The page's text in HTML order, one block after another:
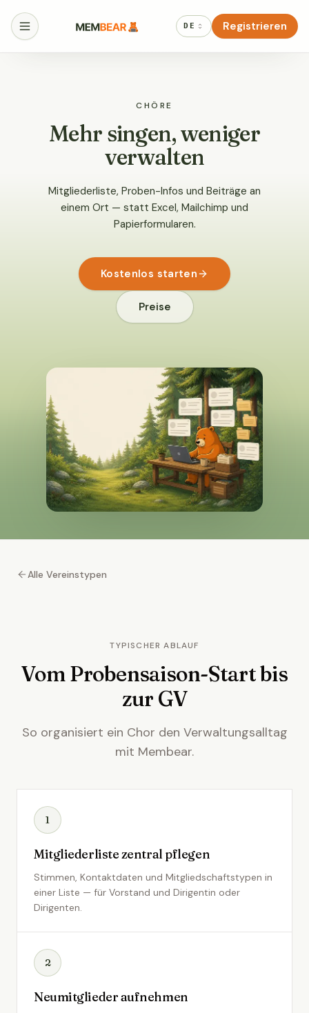
DE Registrieren
CHÖRE
Mehr singen, weniger
verwalten
Mitgliederliste, Proben-Infos und Beiträge an
einem Ort — statt Excel, Mailchimp und
Papierformularen.
Kostenlos starten
Preise
Alle Vereinstypen
TYPISCHER ABLAUF
Vom Probensaison-Start bis
zur GV
So organisiert ein Chor den Verwaltungsalltag
mit Membear.
1
Mitgliederliste zentral pflegen
Stimmen, Kontaktdaten und Mitgliedschaftstypen in
einer Liste — für Vorstand und Dirigentin oder
Dirigenten.
2
Neumitglieder aufnehmen